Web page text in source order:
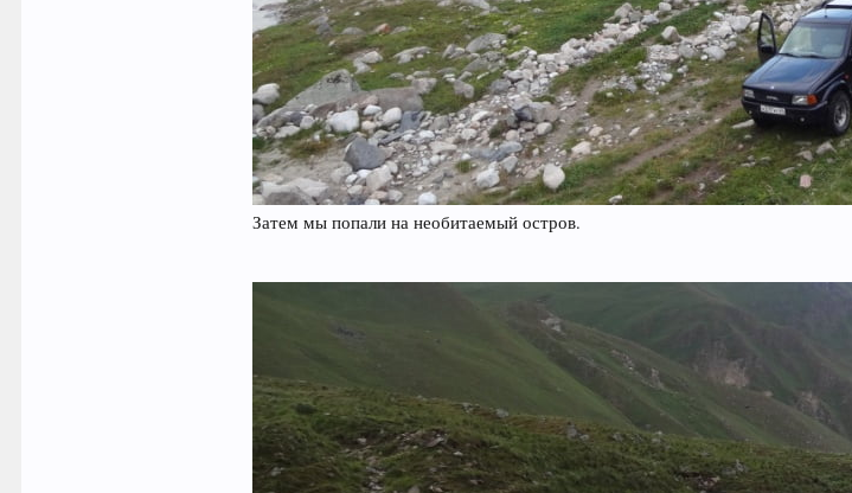
Затем мы попали на необитаемый остров.